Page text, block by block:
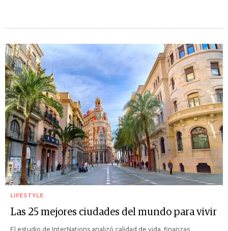
LIFESTYLE
Las 25 mejores ciudades del mundo para vivir
El estudio de InterNations analizó calidad de vida, finanzas